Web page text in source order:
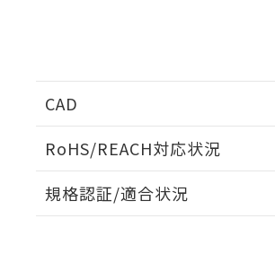
CAD
RoHS/REACH対応状況
EU RoHS 注意事項・凡例
規格認証/適合状況